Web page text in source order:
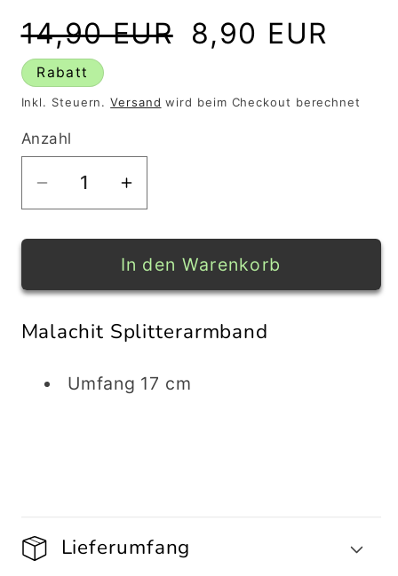
Normaler
Preis
14,90 EUR Verkaufspreis
8,90 EUR
Rabatt
Inkl. Steuern.Versand wird beim Checkout berechnet
Anzahl
Verringere
die
Menge
MALACHIT
-
ca.
Erhöhe
die
Menge
für
MALACHIT
-
ca.
In den Warenkorb
Malachit Splitterarmband
Umfang 17 cm
Lieferumfang